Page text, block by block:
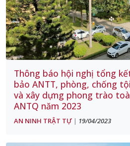
Thông báo hội nghị tổng
bảo ANTT, phòng, chống
và xây dựng phong trào
ANTQ năm 2023
AN NINH TRẬT TỰ | 19/04/2023